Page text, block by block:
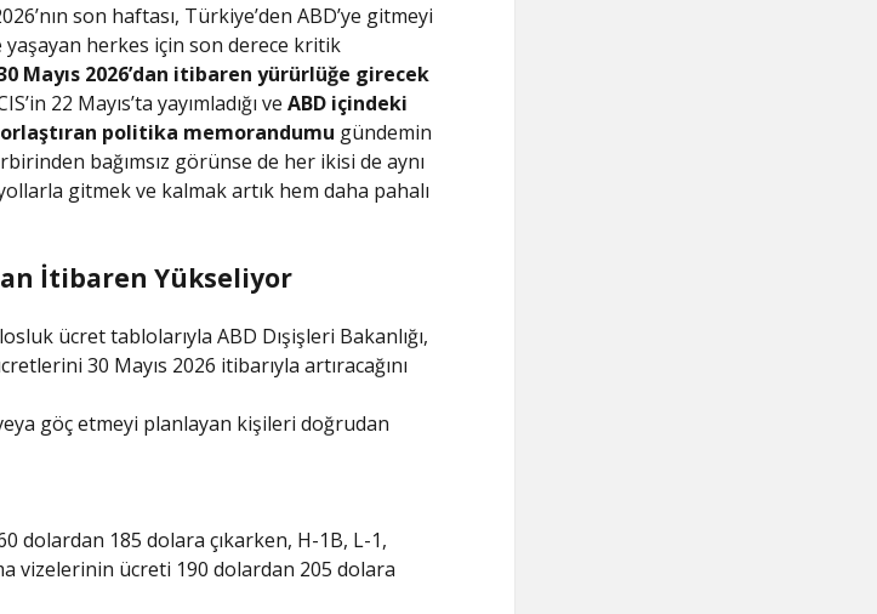
son haftası, Türkiye’den ABD’ye gitmeyi
yaşayan herkes için son derece kritik
Mayıs 2026’dan itibaren yürürlüğe girecek
22 Mayıs’ta yayımladığı ve ABD içindeki
politika memorandumu gündemin
bağımsız görünse de her ikisi de aynı
gitmek ve kalmak artık hem daha pahalı
İtibaren Yükseliyor
ücret tablolarıyla ABD Dışişleri Bakanlığı,
30 Mayıs 2026 itibarıyla artıracağını
göç etmeyi planlayan kişileri doğrudan
dolardan 185 dolara çıkarken, H-1B, L-1,
vizelerinin ücreti 190 dolardan 205 dolara